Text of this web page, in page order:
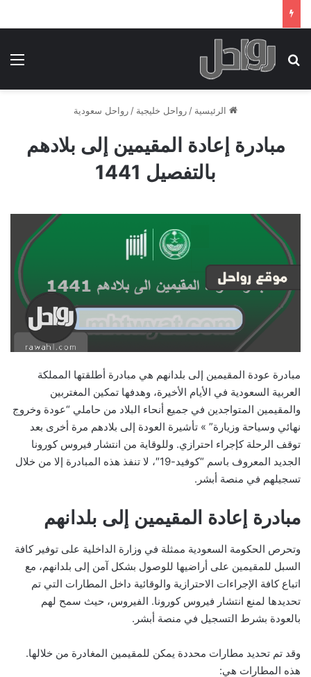
بحث عن
الرئيسية / رواحل خليجية / رواحل سعودية
مبادرة إعادة المقيمين إلى بلادهم
بالتفصيل 1441
مبادرة عودة المقيمين إلى بلدانهم هي مبادرة أطلقتها المملكة
العربية السعودية في الأيام الأخيرة، وهدفها تمكين المغتربين
والمقيمين المتواجدين في جميع أنحاء البلاد من حاملي “عودة وخروج
نهائي وسياحة وزيارة” » تأشيرة العودة إلى بلادهم مرة أخرى بعد
توقف الرحلة كإجراء احترازي. وللوقاية من انتشار فيروس كورونا
الجديد المعروف باسم “كوفيد-19″، لا تنفذ هذه المبادرة إلا من خلال
تسجيلهم في منصة أبشر.
مبادرة إعادة المقيمين إلى بلدانهم
وتحرص الحكومة السعودية ممثلة في وزارة الداخلية على توفير كافة
السبل للمقيمين على أراضيها للوصول بشكل آمن إلى بلدانهم، مع
اتباع كافة الإجراءات الاحترازية والوقائية داخل المطارات التي تم
تحديدها لمنع انتشار فيروس كورونا. الفيروس، حيث سمح لهم
بالعودة بشرط التسجيل في منصة أبشر.
وقد تم تحديد مطارات محددة يمكن للمقيمين المغادرة من خلالها.
هذه المطارات هي: